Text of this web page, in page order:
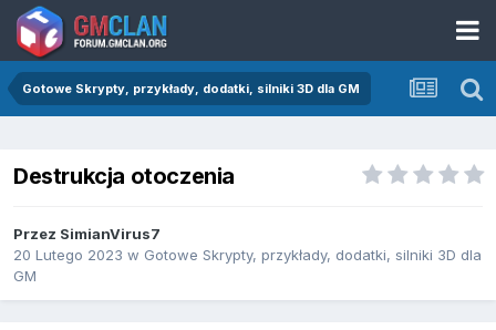
Gotowe Skrypty, przykłady, dodatki, silniki 3D dla GM
Destrukcja otoczenia
Przez SimianVirus7
20 Lutego 2023 w Gotowe Skrypty, przykłady, dodatki, silniki 3D dla
GM